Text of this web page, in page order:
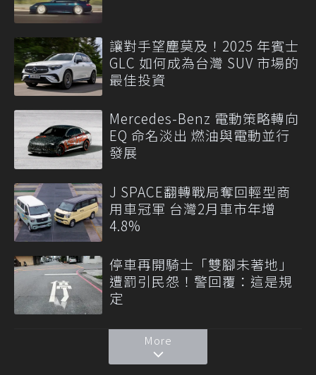
讓對手望塵莫及！2025 年賓士
GLC 如何成為台灣 SUV 市場的
最佳投資
Mercedes-Benz 電動策略轉向
EQ 命名淡出 燃油與電動並行
發展
J SPACE翻轉戰局奪回輕型商
用車冠軍 台灣2月車市年增
4.8%
停車再開騎士「雙腳未著地」
遭罰引民怨！警回覆：這是規
定
More